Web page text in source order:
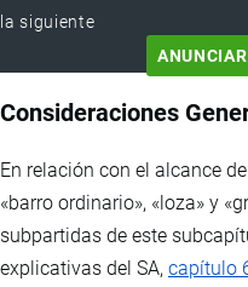
la siguiente
ANUNCIAR
Consideraciones
En relación con el alcance
«barro ordinario», «loza» y
subpartidas de este
explicativas del SA, capítulo